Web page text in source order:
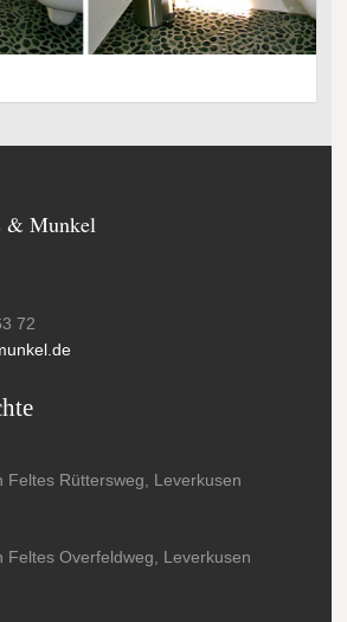
& Munkel
72
Feltes Rüttersweg, Leverkusen
Feltes Overfeldweg, Leverkusen